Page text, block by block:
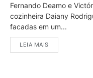
Fernando Deamo e
cozinheira Daiany
facadas em um...
LEIA MAIS